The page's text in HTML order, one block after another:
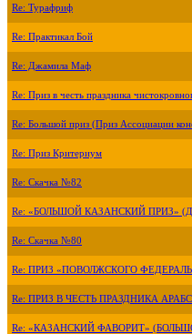
Re: Турафриф
Re: Практикал Бой
Re: Джамила Маф
Re: Приз в честь праздника
Re: Большой приз (Приз Ассоциации
Re: Приз Критериум
Re: Скачка №82
Re: «БОЛЬШОЙ КАЗАНСКИЙ ПРИЗ»
Re: Скачка №80
Re: ПРИЗ «ПОВОЛЖСКОГО
Re: ПРИЗ В ЧЕСТЬ ПРАЗДНИКА
Re: «КАЗАНСКИЙ ФАВОРИТ»